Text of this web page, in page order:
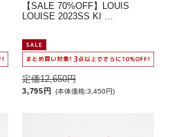
【SALE 70%OFF】LOUIS
LOUISE 2023SS KI …
定価12,650円
3,795円 (本体価格:3,450円)